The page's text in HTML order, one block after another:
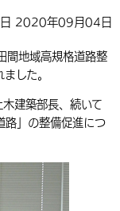
語（簡体字）
語（한국어）
フラ
向け情報
ける
探す
る
ント・祭り
日 2020年09月04日
間地域高規格道路整
した。
建築部長、続いて
路」の整備促進につ